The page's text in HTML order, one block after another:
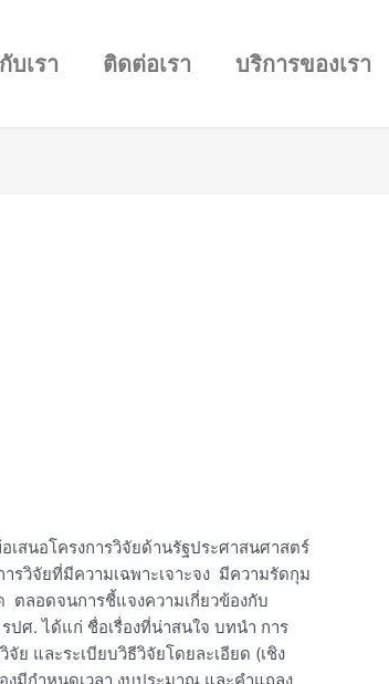
บเรา ติดต่อเรา บริการของเรา
เสนอโครงการวิจัยด้านรัฐประศาสนศาสตร์
วิจัยที่มีความเฉพาะเจาะจง มีความรัดกุม
ตลอดจนการชี้แจงความเกี่ยวข้องกับ
ปศ. ได้แก่ ชื่อเรื่องที่น่าสนใจ บทนำ การ
ย และระเบียบวิธีวิจัยโดยละเอียด (เชิง